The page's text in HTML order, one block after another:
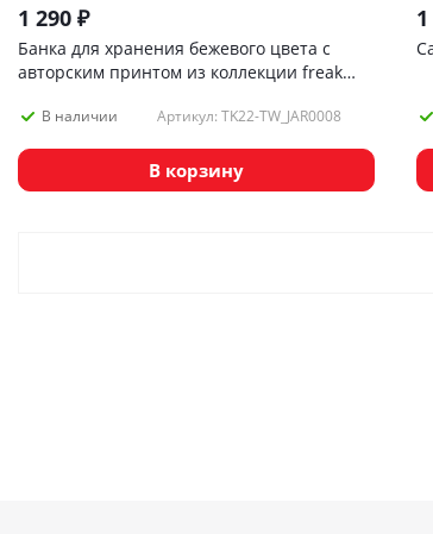
1 290 ₽
Банка для хранения бежевого цвета с
авторским принтом из коллекции freak
В наличии Артикул: TK22-TW_JAR0008
В корзину